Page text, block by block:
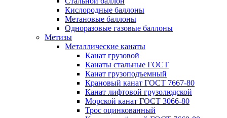
Кислородные баллоны
Метановые баллоны
Одноразовые газовые баллоны
Метизы
Металлические канаты
Канат грузовой
Канаты стальные ГОСТ
Канат грузоподъемный
Крановый канат ГОСТ 7667-80
Канат лифтовой грузолюдской
Морской канат ГОСТ 3066-80
Трос оцинкованный